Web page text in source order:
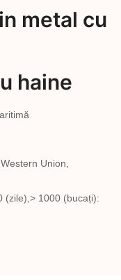
metal cu
haine
Union,
(zile),> 1000 (bucați):